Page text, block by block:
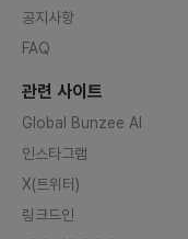
공지사항
FAQ
관련 사이트
Global Bunzee AI
인스타그램
X(트위터)
링크드인